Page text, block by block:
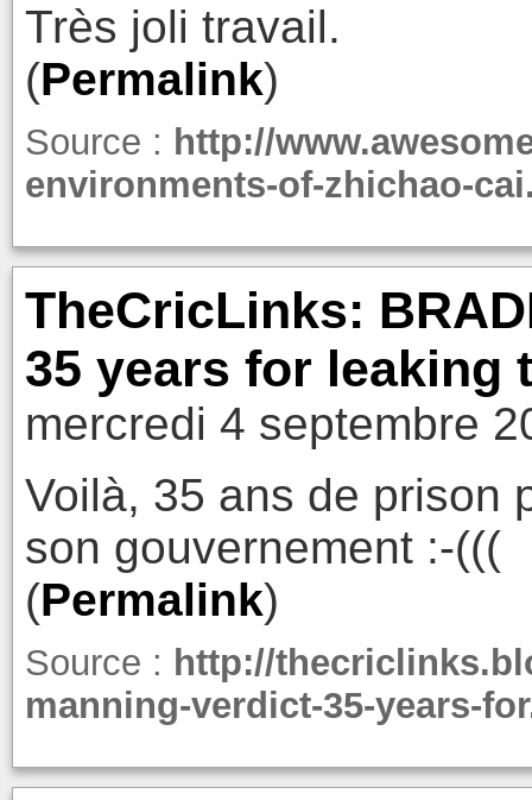
Très joli travail.
(Permalink)
Source : http://
environments-of-zhichao-
TheCricLinks:
35 years for leaking
mercredi 4 septembre
Voilà, 35 ans de prison
son gouvernement :-(((
(Permalink)
Source : http://
manning-verdict-35-years-